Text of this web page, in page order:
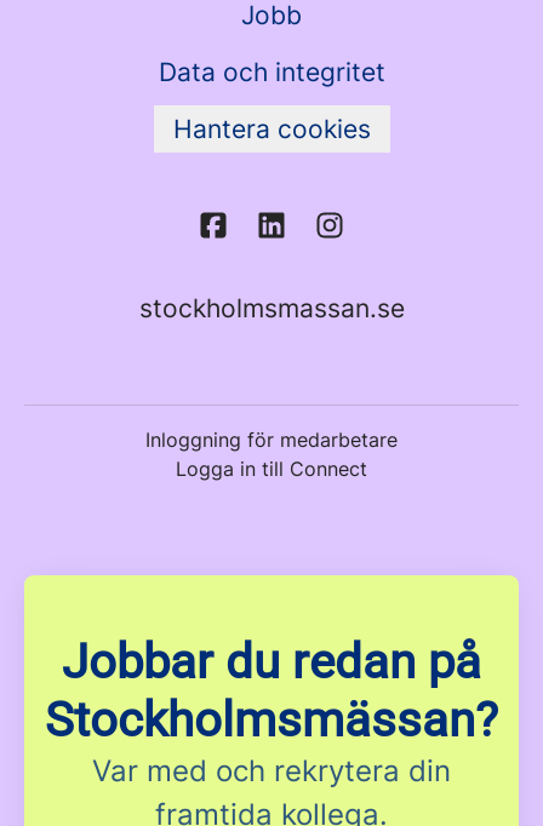
Jobb
Data och integritet
Hantera cookies
stockholmsmassan.se
Inloggning för medarbetare
Logga in till Connect
Jobbar du redan på
Stockholmsmässan?
Var med och rekrytera din
framtida kollega.